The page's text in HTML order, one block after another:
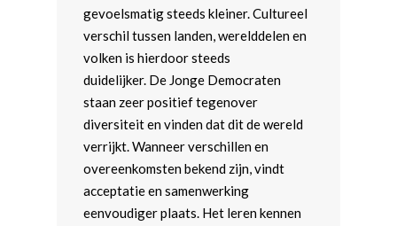
gevoelsmatig steeds kleiner. Cultureel
verschil tussen landen, werelddelen en
volken is hierdoor steeds
duidelijker. De Jonge Democraten
staan zeer positief tegenover
diversiteit en vinden dat dit de wereld
verrijkt. Wanneer verschillen en
overeenkomsten bekend zijn, vindt
acceptatie en samenwerking
eenvoudiger plaats. Het leren kennen